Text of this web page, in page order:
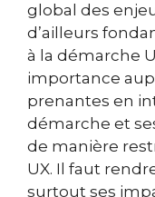
global des
d’ailleurs
à la démarche
importance
prenantes en
démarche et
de manière
UX. Il faut
surtout ses